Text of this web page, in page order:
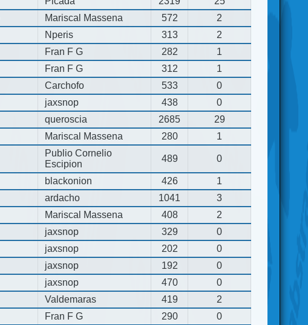
Mariscal Massena 572
2
Nperis 313
2
Fran F G 282
1
Fran F G 312
1
Carchofo 533
0
jaxsnop 438
0
queroscia 2685
29
Mariscal Massena 280 1
Publio Cornelio
Escipion
489 0
blackonion 426
1
ardacho 1041
3
Mariscal Massena 408
2
jaxsnop 329
0
jaxsnop 202
0
jaxsnop 192
0
jaxsnop 470
0
Valdemaras 419
2
Fran F G 290
0